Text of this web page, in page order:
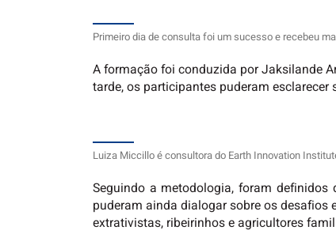
Primeiro dia de consulta foi um sucesso e recebeu
A formação foi conduzida por Jaksilande
tarde, os participantes puderam
Luiza Miccillo é consultora do Earth Innovation
Seguindo a metodologia, foram
puderam ainda dialogar sobre os
extrativistas, ribeirinhos e agricultores